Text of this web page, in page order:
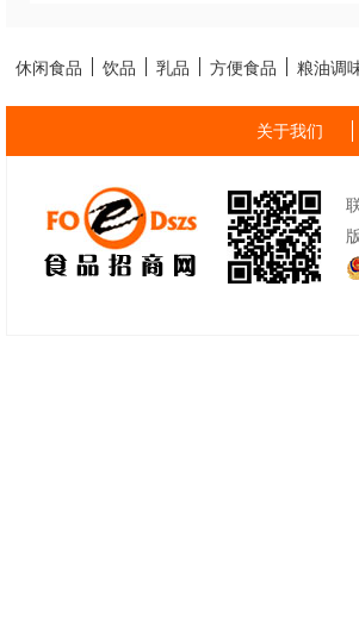
休闲食品 饮品 乳品 方便食品 粮油调
关于我们